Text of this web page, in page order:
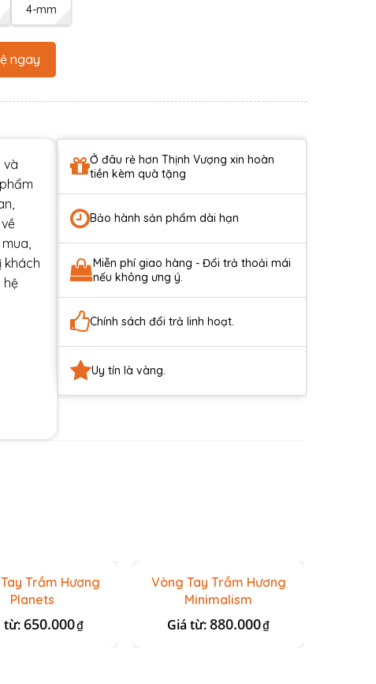
4-mm
ngay
Ở đâu rẻ hơn Thịnh Vượng xin hoàn
tiền kèm quà tặng
Bảo hành sản phẩm dài hạn
Miễn phí giao hàng - Đổi trả thoải mái
nếu không ưng ý.
Chính sách đổi trả linh hoạt.
Uy tín là vàng.
và
khách
hệ
Trầm Hương
Planets
từ:650.000₫
Vòng Tay Trầm Hương
Minimalism
Giá từ:880.000₫